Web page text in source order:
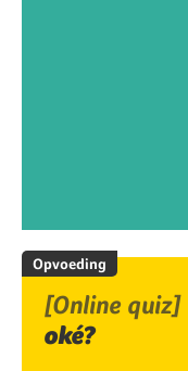
Opvoeding
[Online quiz]
oké?